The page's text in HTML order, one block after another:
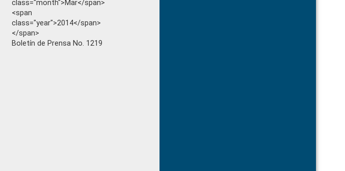
class="month">Mar</span>
<span
class="year">2014</span>
</span>
Boletín de Prensa No. 1219